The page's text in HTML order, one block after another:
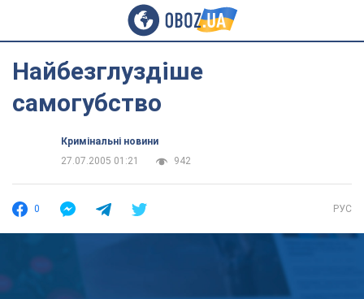
Найбезглуздіше
самогубство
Кримінальні новини
27.07.2005 01:21
942
0 РУС